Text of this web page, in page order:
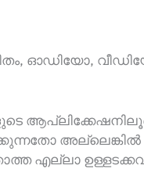
ഓഡിയോ,
എല്ലാ